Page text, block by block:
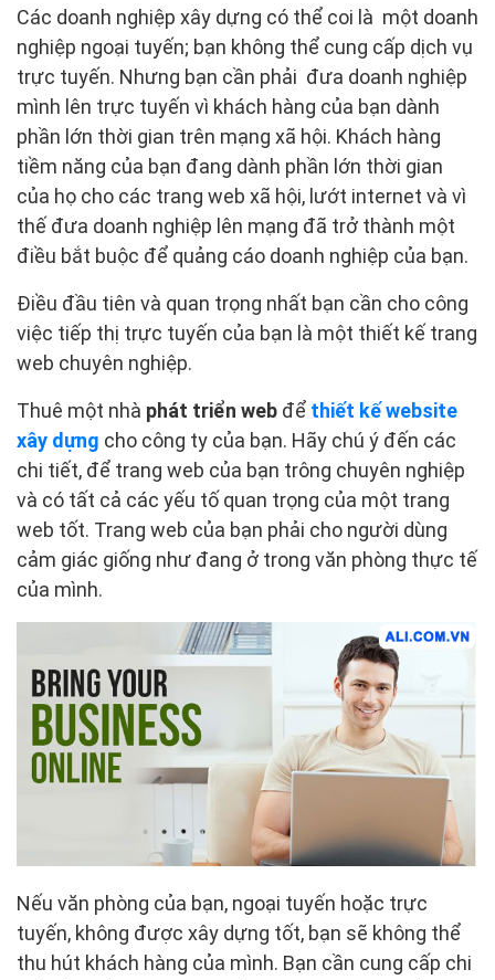
Các doanh nghiệp xây dựng có thể coi là một doanh
nghiệp ngoại tuyến; bạn không thể cung cấp dịch vụ
trực tuyến. Nhưng bạn cần phải đưa doanh nghiệp
mình lên trực tuyến vì khách hàng của bạn dành
phần lớn thời gian trên mạng xã hội. Khách hàng
tiềm năng của bạn đang dành phần lớn thời gian
của họ cho các trang web xã hội, lướt internet và vì
thế đưa doanh nghiệp lên mạng đã trở thành một
điều bắt buộc để quảng cáo doanh nghiệp của bạn.
Điều đầu tiên và quan trọng nhất bạn cần cho công
việc tiếp thị trực tuyến của bạn là một thiết kế trang
web chuyên nghiệp.
Thuê một nhà phát triển web để thiết kế website
xây dựng cho công ty của bạn. Hãy chú ý đến các
chi tiết, để trang web của bạn trông chuyên nghiệp
và có tất cả các yếu tố quan trọng của một trang
web tốt. Trang web của bạn phải cho người dùng
cảm giác giống như đang ở trong văn phòng thực tế
của mình.
Nếu văn phòng của bạn, ngoại tuyến hoặc trực
tuyến, không được xây dựng tốt, bạn sẽ không thể
thu hút khách hàng của mình. Bạn cần cung cấp chi